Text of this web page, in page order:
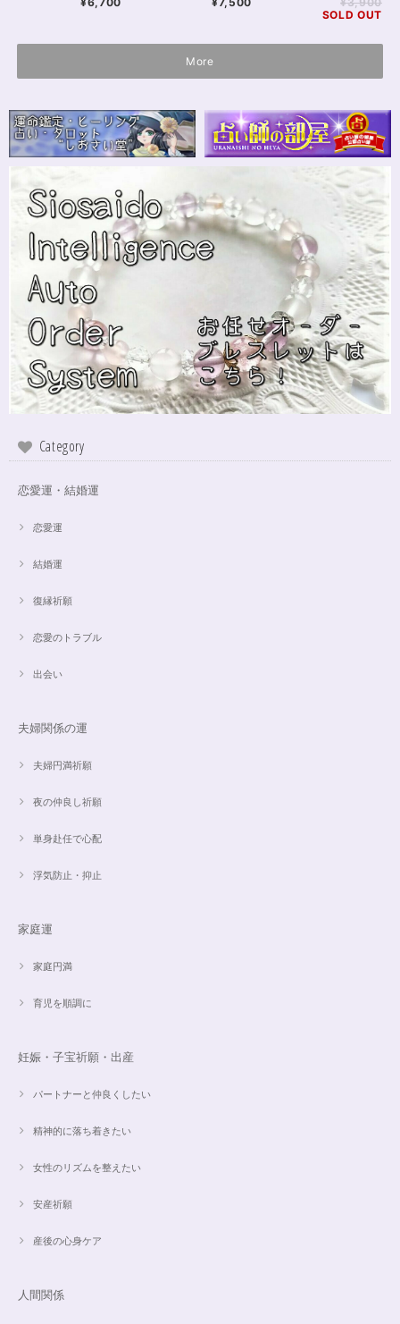
SOLD OUT
More
Category
恋愛運・結婚運
恋愛運
結婚運
復縁祈願
恋愛のトラブル
出会い
夫婦関係の運
夫婦円満祈願
夜の仲良し祈願
単身赴任で心配
浮気防止・抑止
家庭運
家庭円満
育児を順調に
妊娠・子宝祈願・出産
パートナーと仲良くしたい
精神的に落ち着きたい
女性のリズムを整えたい
安産祈願
産後の心身ケア
人間関係